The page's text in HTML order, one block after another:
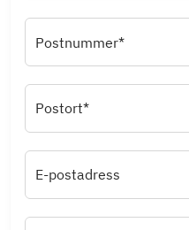
Postnummer*
Postort*
E-postadress